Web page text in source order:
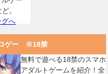
。
グへ
ゲー ※18禁
無料で遊べる18禁のスマホ
アダルトゲームを紹介！全